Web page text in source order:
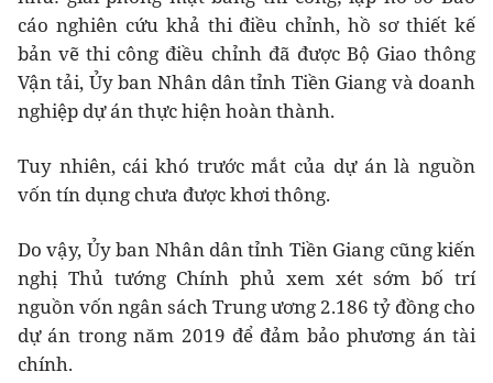
cáo nghiên cứu khả thi điều chỉnh, hồ sơ thiết kế
bản vẽ thi công điều chỉnh đã được Bộ Giao thông
Vận tải, Ủy ban Nhân dân tỉnh Tiền Giang và doanh
nghiệp dự án thực hiện hoàn thành.
Tuy nhiên, cái khó trước mắt của dự án là nguồn
vốn tín dụng chưa được khơi thông.
Do vậy, Ủy ban Nhân dân tỉnh Tiền Giang cũng kiến
nghị Thủ tướng Chính phủ xem xét sớm bố trí
nguồn vốn ngân sách Trung ương 2.186 tỷ đồng cho
dự án trong năm 2019 để đảm bảo phương án tài
chính.